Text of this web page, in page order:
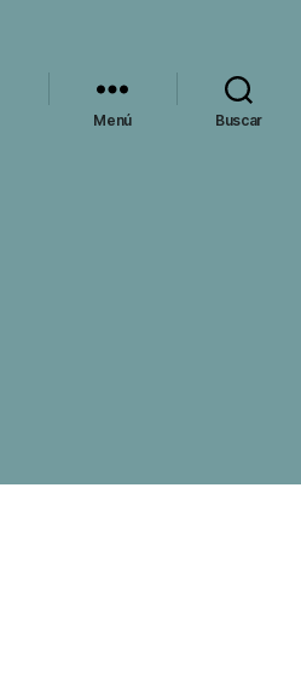
Menú Buscar